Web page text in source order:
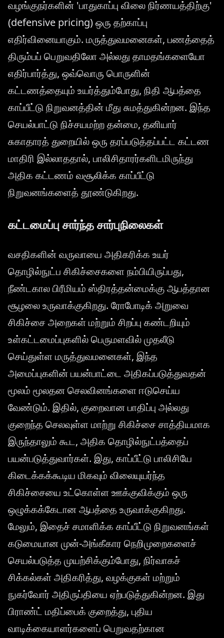
வழங்குநர்களின் 'பாதுகாப்பு விலை நிர்ணயத்திற்கு'
(defensive pricing) ஒரு தற்காப்பு
எதிர்வினையாகும். மருத்துவமனைகள், பணத்தைத்
திரும்பப் பெறுவதிலோ அல்லது தாமதங்களையோ
எதிர்பார்த்து, ஒவ்வொரு பொருளின்
கட்டணத்தையும் உயர்த்தும்போது, நிதி ஆபத்தை
காப்பீட்டு நிறுவனத்தின் மீது சுமத்துகின்றன. இந்த
செயல்பாட்டு நிச்சயமற்ற தன்மை, தனியார்
சுகாதாரத் துறையில் ஒரு தரப்படுத்தப்பட்ட கட்டண
மாதிரி இல்லாததால், பாலிசிதாரர்களிடமிருந்து
அதிக கட்டணம் வசூலிக்க காப்பீட்டு
நிறுவனங்களைத் தூண்டுகிறது.
கட்டமைப்பு சார்ந்த சார்புநிலைகள்
வசதிகளின் வருவாயை அதிகரிக்க உயர்
தொழில்நுட்ப சிகிச்சைகளை நம்பியிருப்பது,
நீண்டகால பிரீமியம் ஸ்திரத்தன்மைக்கு ஆபத்தான
சூழலை உருவாக்குகிறது. ரோபோடிக் அறுவை
சிகிச்சை அறைகள் மற்றும் சிறப்பு கண்டறியும்
உள்கட்டமைப்புகளில் பெருமளவில் முதலீடு
செய்துள்ள மருத்துவமனைகள், இந்த
அமைப்புகளின் பயன்பாட்டை அதிகப்படுத்துவதன்
மூலம் மூலதன செலவினங்களை ஈடுசெய்ய
வேண்டும். இதில், குறைவான பாதிப்பு அல்லது
குறைந்த செலவுள்ள மாற்று சிகிச்சை சாத்தியமாக
இருந்தாலும் கூட, அதிக தொழில்நுட்பத்தைப்
பயன்படுத்துவார்கள். இது, காப்பீட்டு பாலிசியே
கிடைக்கக்கூடிய மிகவும் விலையுயர்ந்த
சிகிச்சையை உட்கொள்ள ஊக்குவிக்கும் ஒரு
ஒழுக்கக்கேடான ஆபத்தை உருவாக்குகிறது.
மேலும், இதைச் சமாளிக்க காப்பீட்டு நிறுவனங்கள்
கடுமையான முன்-அங்கீகார நெறிமுறைகளைச்
செயல்படுத்த முயற்சிக்கும்போது, நிர்வாகச்
சிக்கல்கள் அதிகரித்து, வழக்குகள் மற்றும்
நுகர்வோர் அதிருப்தியை ஏற்படுத்துகின்றன. இது
பிராண்ட் மதிப்பைக் குறைத்து, புதிய
வாடிக்கையாளர்களைப் பெறுவதற்கான